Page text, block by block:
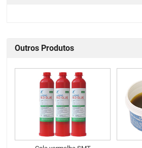
Outros Produtos